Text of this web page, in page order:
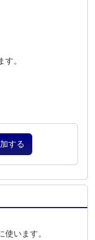
。
する
います。